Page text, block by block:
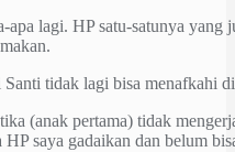
lagi. HP satu-satunya yang
tidak lagi bisa menafkahi
(anak pertama) tidak
saya gadaikan dan belum